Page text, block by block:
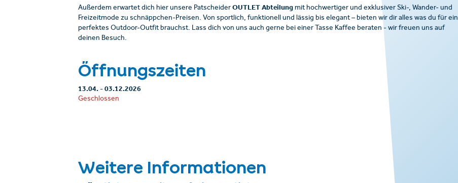
Außerdem erwartet dich hier unsere Patscheider OUTLET Abteilungmit hochwertiger und exklusiver Ski-, Wander- und
Freizeitmode zu schnäppchen-Preisen. Von sportlich, funktionell und lässig bis elegant – bieten wir dir alles was du für ein
perfektes Outdoor-Outfit brauchst. Lass dich von uns auch gerne bei einer Tasse Kaffee beraten - wir freuen uns auf
deinen Besuch.
Öffnungszeiten
13.04.-03.12.2026
Geschlossen
Weitere Informationen